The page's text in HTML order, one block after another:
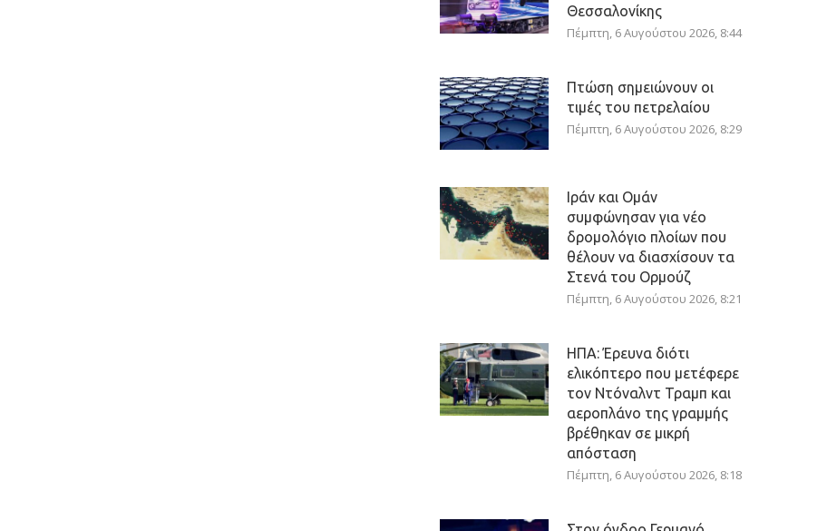
Θεσσαλονίκης
Πέμπτη, 6 Αυγούστου 2026, 8:44
Πτώση σημειώνουν οι
τιμές του πετρελαίου
Πέμπτη, 6 Αυγούστου 2026, 8:29
Ιράν και Ομάν
συμφώνησαν για νέο
δρομολόγιο πλοίων που
θέλουν να διασχίσουν τα
Στενά του Ορμούζ
Πέμπτη, 6 Αυγούστου 2026, 8:21
ΗΠΑ: Έρευνα διότι
ελικόπτερο που μετέφερε
τον Ντόναλντ Τραμπ και
αεροπλάνο της γραμμής
βρέθηκαν σε μικρή
απόσταση
Πέμπτη, 6 Αυγούστου 2026, 8:18